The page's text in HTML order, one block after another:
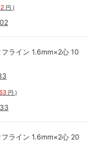
円 )
ライン 1.6mm×2心 10
円 )
フライン 1.6mm×2心 20